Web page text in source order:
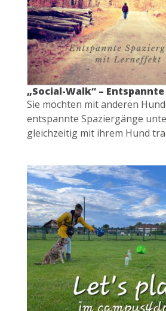
„Social-Walk“ –
Sie möchten mit anderen
entspannte Spaziergänge
gleichzeitig mit ihrem Hund